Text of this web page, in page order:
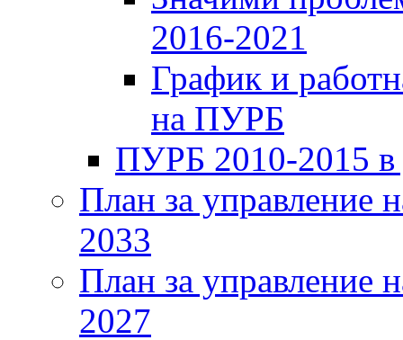
2016-2021
График и
на ПУРБ
ПУРБ 2010-2015 в
План за управление
2033
План за управление
2027